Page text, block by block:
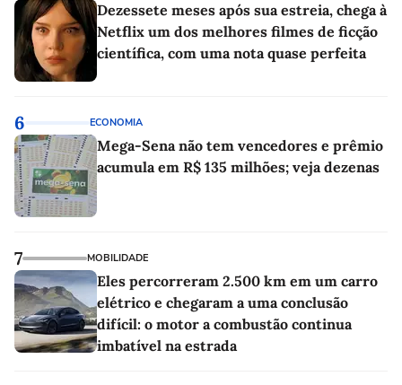
Dezessete meses após sua estreia, chega à
Netflix um dos melhores filmes de ficção
científica, com uma nota quase perfeita
6 ECONOMIA
Mega-Sena não tem vencedores e prêmio
acumula em R$ 135 milhões; veja dezenas
7 MOBILIDADE
Eles percorreram 2.500 km em um carro
elétrico e chegaram a uma conclusão
difícil: o motor a combustão continua
imbatível na estrada